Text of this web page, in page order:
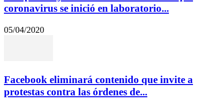
coronavirus se inició en laboratorio...
05/04/2020
Facebook eliminará contenido que invite a
protestas contra las órdenes de...